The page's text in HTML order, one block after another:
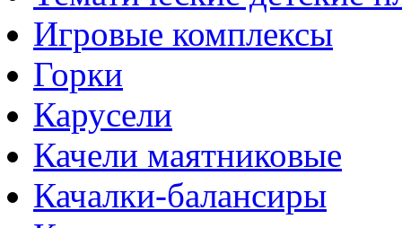
Игровые комплексы
Горки
Карусели
Качели маятниковые
Качалки-балансиры